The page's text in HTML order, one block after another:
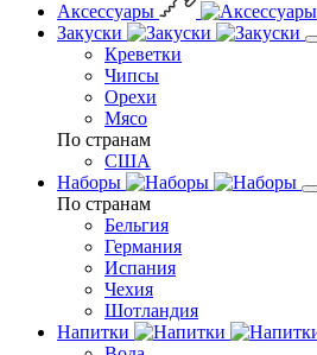
Аксессуары
Закуски
Креветки
Чипсы
Орехи
Мясо
По странам
США
Наборы
По странам
Бельгия
Германия
Испания
Чехия
Шотландия
Напитки